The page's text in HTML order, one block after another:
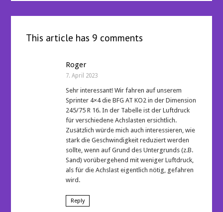
This article has 9 comments
Roger
7. April 2023
Sehr interessant! Wir fahren auf unserem
Sprinter 4×4 die BFG AT KO2 in der Dimension
245/75 R 16. In der Tabelle ist der Luftdruck
für verschiedene Achslasten ersichtlich.
Zusätzlich würde mich auch interessieren, wie
stark die Geschwindigkeit reduziert werden
sollte, wenn auf Grund des Untergrunds (z.B.
Sand) vorübergehend mit weniger Luftdruck,
als für die Achslast eigentlich nötig, gefahren
wird.
Reply